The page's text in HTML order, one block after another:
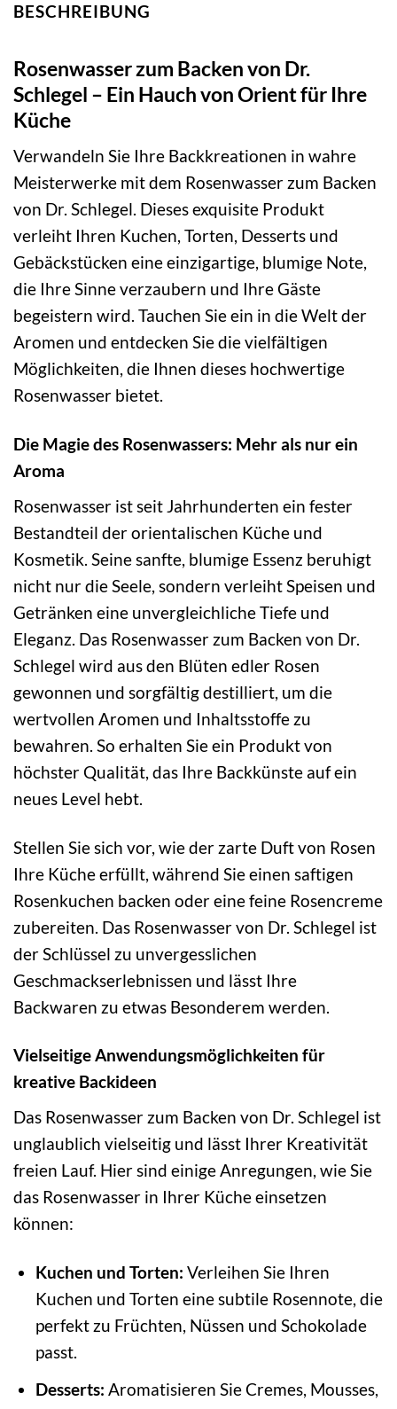
BESCHREIBUNG
Rosenwasser zum Backen von Dr.
Schlegel – Ein Hauch von Orient für Ihre
Küche
Verwandeln Sie Ihre Backkreationen in wahre
Meisterwerke mit dem Rosenwasser zum Backen
von Dr. Schlegel. Dieses exquisite Produkt
verleiht Ihren Kuchen, Torten, Desserts und
Gebäckstücken eine einzigartige, blumige Note,
die Ihre Sinne verzaubern und Ihre Gäste
begeistern wird. Tauchen Sie ein in die Welt der
Aromen und entdecken Sie die vielfältigen
Möglichkeiten, die Ihnen dieses hochwertige
Rosenwasser bietet.
Die Magie des Rosenwassers: Mehr als nur ein
Aroma
Rosenwasser ist seit Jahrhunderten ein fester
Bestandteil der orientalischen Küche und
Kosmetik. Seine sanfte, blumige Essenz beruhigt
nicht nur die Seele, sondern verleiht Speisen und
Getränken eine unvergleichliche Tiefe und
Eleganz. Das Rosenwasser zum Backen von Dr.
Schlegel wird aus den Blüten edler Rosen
gewonnen und sorgfältig destilliert, um die
wertvollen Aromen und Inhaltsstoffe zu
bewahren. So erhalten Sie ein Produkt von
höchster Qualität, das Ihre Backkünste auf ein
neues Level hebt.
Stellen Sie sich vor, wie der zarte Duft von Rosen
Ihre Küche erfüllt, während Sie einen saftigen
Rosenkuchen backen oder eine feine Rosencreme
zubereiten. Das Rosenwasser von Dr. Schlegel ist
der Schlüssel zu unvergesslichen
Geschmackserlebnissen und lässt Ihre
Backwaren zu etwas Besonderem werden.
Vielseitige Anwendungsmöglichkeiten für
kreative Backideen
Das Rosenwasser zum Backen von Dr. Schlegel ist
unglaublich vielseitig und lässt Ihrer Kreativität
freien Lauf. Hier sind einige Anregungen, wie Sie
das Rosenwasser in Ihrer Küche einsetzen
können:
Kuchen und Torten: Verleihen Sie Ihren
Kuchen und Torten eine subtile Rosennote, die
perfekt zu Früchten, Nüssen und Schokolade
passt.
Desserts: Aromatisieren Sie Cremes, Mousses,